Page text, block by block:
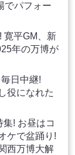
でパフォー
寛平GM、新
年の万博が
日中継!
役になれた
! お昼はコ
ケで盆踊り!
西万博大解